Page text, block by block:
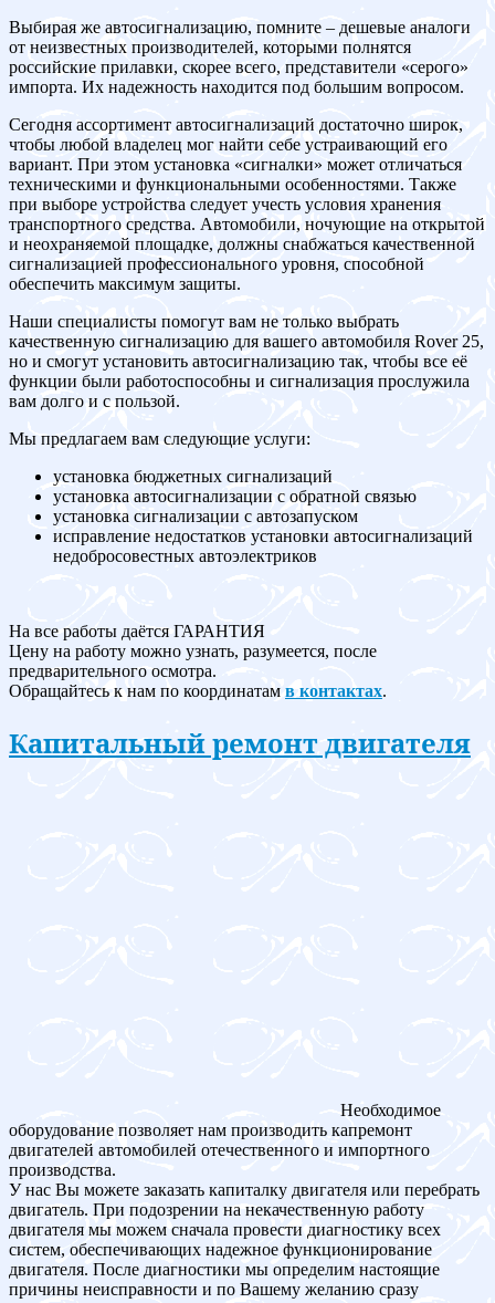
Выбирая же автосигнализацию, помните – дешевые аналоги
от неизвестных производителей, которыми полнятся
российские прилавки, скорее всего, представители «серого»
импорта. Их надежность находится под большим вопросом.
Сегодня ассортимент автосигнализаций достаточно широк,
чтобы любой владелец мог найти себе устраивающий его
вариант. При этом установка «сигналки» может отличаться
техническими и функциональными особенностями. Также
при выборе устройства следует учесть условия хранения
транспортного средства. Автомобили, ночующие на открытой
и неохраняемой площадке, должны снабжаться качественной
сигнализацией профессионального уровня, способной
обеспечить максимум защиты.
Наши специалисты помогут вам не только выбрать
качественную сигнализацию для вашего автомобиля Rover 25,
но и смогут установить автосигнализацию так, чтобы все её
функции были работоспособны и сигнализация прослужила
вам долго и с пользой.
Мы предлагаем вам следующие услуги:
установка бюджетных сигнализаций
установка автосигнализации с обратной связью
установка сигнализации с автозапуском
исправление недостатков установки автосигнализаций
недобросовестных автоэлектриков
На все работы даётся ГАРАНТИЯ
Цену на работу можно узнать, разумеется, после
предварительного осмотра.
Обращайтесь к нам по координатам в контактах.
Капитальный ремонт двигателя
Необходимое
оборудование позволяет нам производить капремонт
двигателей автомобилей отечественного и импортного
производства.
У нас Вы можете заказать капиталку двигателя или перебрать
двигатель. При подозрении на некачественную работу
двигателя мы можем сначала провести диагностику всех
систем, обеспечивающих надежное функционирование
двигателя. После диагностики мы определим настоящие
причины неисправности и по Вашему желанию сразу